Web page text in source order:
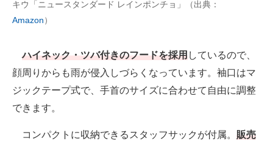
キウ「ニュースタンダード レインポンチョ」（出典：
Amazon）
ハイネック・ツバ付きのフードを採用しているので、
顔周りからも雨が侵入しづらくなっています。袖口はマ
ジックテープ式で、手首のサイズに合わせて自由に調整
できます。
コンパクトに収納できるスタッフサックが付属。 販売